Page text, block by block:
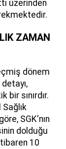
üzerinden
ZAMAN
dönem
bir sınırdır.
SGK'nın
dolduğu
10